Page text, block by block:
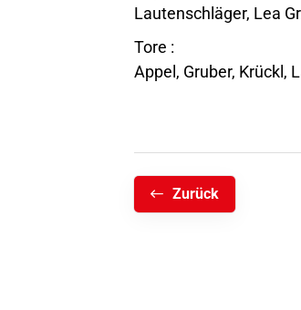
Lautenschläger, Lea
Tore :
Appel, Gruber, Krückl,
Zurück